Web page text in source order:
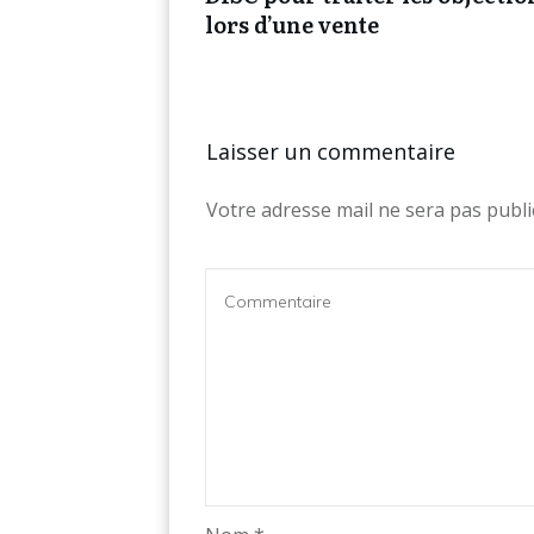
lors d’une vente
Laisser un commentaire
Votre adresse mail ne sera pas